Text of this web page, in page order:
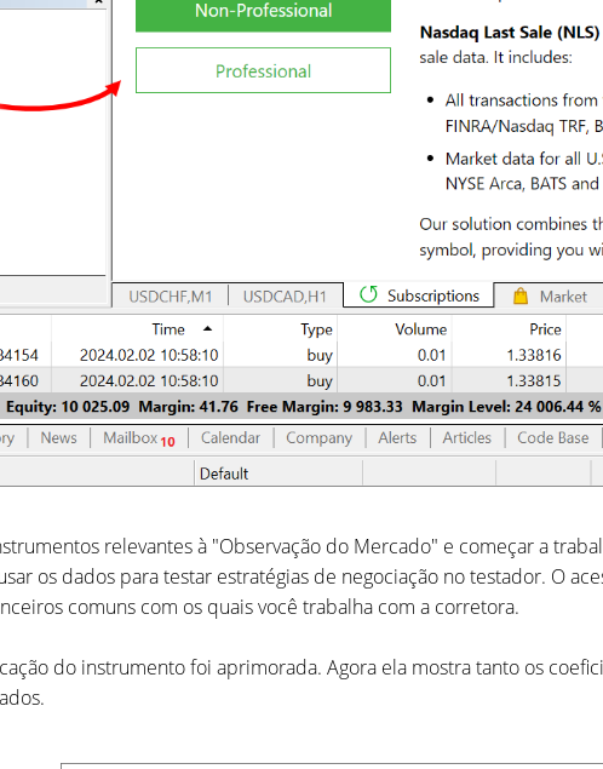
relevantes à "Observação do Mercado" e começar a
os dados para testar estratégias de negociação no testador. O
comuns com os quais você trabalha com a corretora.
do instrumento foi aprimorada. Agora ela mostra tanto os